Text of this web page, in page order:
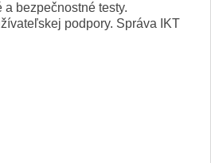
bezpečnostné testy.
podpory. Správa IKT